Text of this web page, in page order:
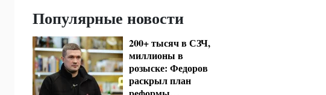
Популярные новости
200+ тысяч в СЗЧ,
миллионы в
розыске: Федоров
раскрыл план